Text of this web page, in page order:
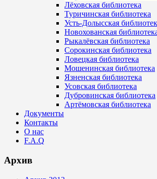
Лёховская библиотека
Туричинская библиотека
Усть-Долысская
Новохованская
Рыкалёвская библиотека
Сорокинская библиотека
Ловецкая библиотека
Мошенинская библиотека
Язненская библиотека
Усовская библиотека
Дубровинская библиотека
Артёмовская библиотека
Документы
Контакты
О нас
F.A.Q
Архив